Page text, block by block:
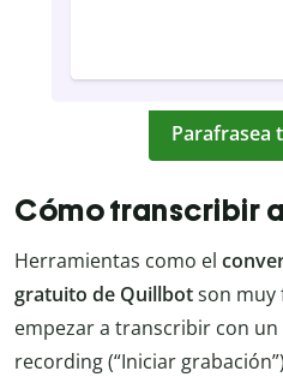
Parafrasea
Cómo transcribir
Herramientas como el
gratuito de Quillbotson muy
empezar a transcribir con un
recording (“Iniciar